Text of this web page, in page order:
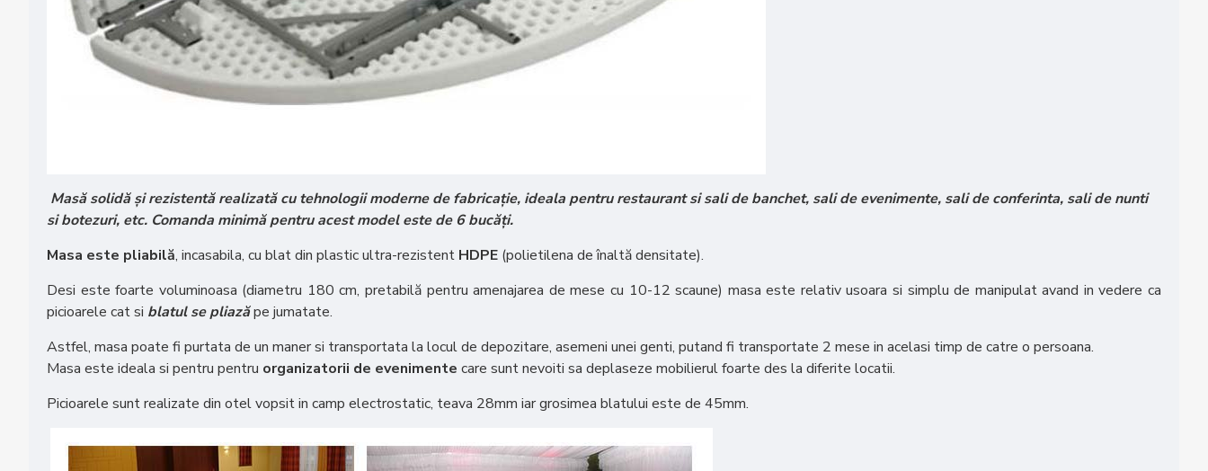
Masă solidă și rezistentă realizată cu tehnologii moderne de fabricație, ideala pentru restaurant si sali de banchet, sali de evenimente, sali de conferinta, sali de nunti
si botezuri, etc. Comanda minimă pentru acest model este de 6 bucăți.
Masa este pliabilă, incasabila, cu blat din plastic ultra-rezistent HDPE (polietilena de înaltă densitate).
Desi este foarte voluminoasa (diametru 180 cm, pretabilă pentru amenajarea de mese cu 10-12 scaune) masa este relativ usoara si simplu de manipulat avand in vedere ca
picioarele cat si blatul se pliazăpe jumatate.
Astfel, masa poate fi purtata de un maner si transportata la locul de depozitare, asemeni unei genti, putand fi transportate 2 mese in acelasi timp de catre o persoana.
Masa este ideala si pentru pentru organizatorii de evenimente care sunt nevoiti sa deplaseze mobilierul foarte des la diferite locatii.
Picioarele sunt realizate din otel vopsit in camp electrostatic, teava 28mm iar grosimea blatului este de 45mm.